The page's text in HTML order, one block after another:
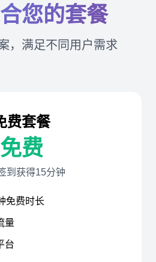
您的套餐
，满足不同用户需求
费套餐
免费
到获得15分钟
免费时长
量
台